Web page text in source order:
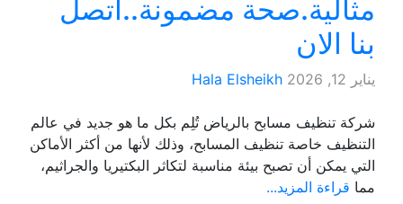
مثالية.صحة مضمونة..اتصل
بنا الان
يناير 12, 2026 Hala Elsheikh
شركة تنظيف مسابح بالرياض تُلِم بكل ما هو جديد في عالم
التنظيف خاصة تنظيف المسابح، وذلك لأنها من أكثر الأماكن
التي يمكن أن تصبح بيئة مناسبة لتكاثر البكتيريا والجراثيم،
مما قراءة المزيد...